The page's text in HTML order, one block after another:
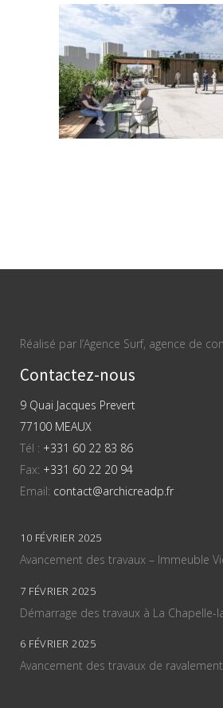
Réalisé par l’Agence Surf, agence de
Contactez-nous
9 Quai Jacques Prevert
77100 MEAUX
Tél : +331 60 22 83 86
Fax: +331 60 22 20 94
Email: contact@archicreadp.fr
10 FÉVRIER 2025
Avancement des travaux – Immeuble
7 FÉVRIER 2025
Démarrage des travaux à La Chapelle-
6 FÉVRIER 2025
Avancement des travaux de